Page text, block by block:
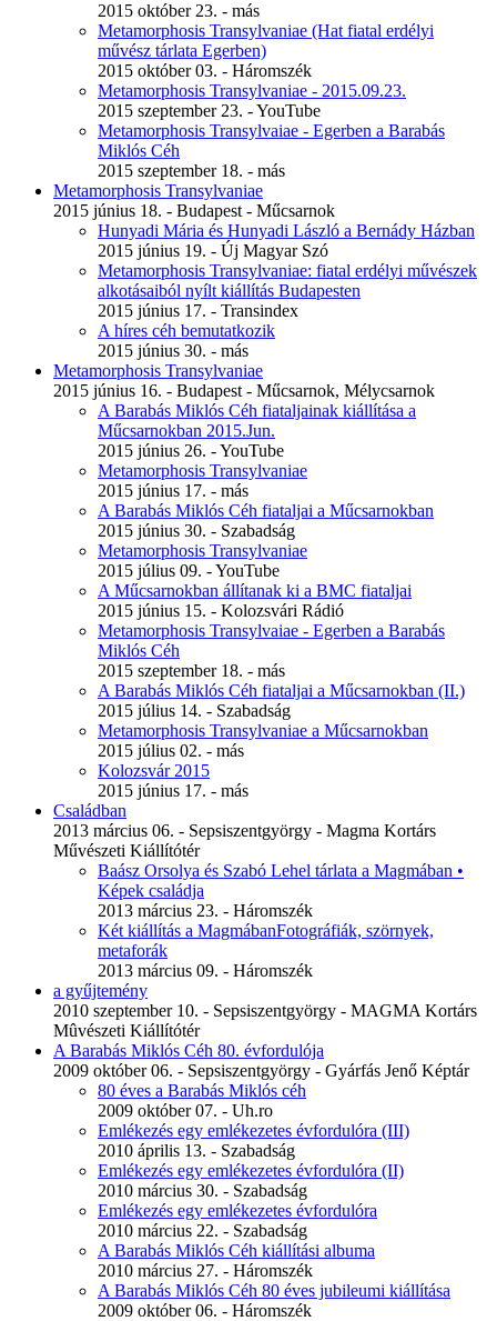
2015 október 23. - más
Metamorphosis Transylvaniae (Hat fiatal erdélyi
művész tárlata Egerben)
2015 október 03. - Háromszék
Metamorphosis Transylvaniae - 2015.09.23.
2015 szeptember 23. - YouTube
Metamorphosis Transylvaiae - Egerben a Barabás
Miklós Céh
2015 szeptember 18. - más
Metamorphosis Transylvaniae
2015 június 18. - Budapest - Műcsarnok
Hunyadi Mária és Hunyadi László a Bernády Házban
2015 június 19. - Új Magyar Szó
Metamorphosis Transylvaniae: fiatal erdélyi művészek
alkotásaiból nyílt kiállítás Budapesten
2015 június 17. - Transindex
A híres céh bemutatkozik
2015 június 30. - más
Metamorphosis Transylvaniae
2015 június 16. - Budapest - Műcsarnok, Mélycsarnok
A Barabás Miklós Céh fiataljainak kiállítása a
Műcsarnokban 2015.Jun.
2015 június 26. - YouTube
Metamorphosis Transylvaniae
2015 június 17. - más
A Barabás Miklós Céh fiataljai a Műcsarnokban
2015 június 30. - Szabadság
Metamorphosis Transylvaniae
2015 július 09. - YouTube
A Műcsarnokban állítanak ki a BMC fiataljai
2015 június 15. - Kolozsvári Rádió
Metamorphosis Transylvaiae - Egerben a Barabás
Miklós Céh
2015 szeptember 18. - más
A Barabás Miklós Céh fiataljai a Műcsarnokban (II.)
2015 július 14. - Szabadság
Metamorphosis Transylvaniae a Műcsarnokban
2015 július 02. - más
Kolozsvár 2015
2015 június 17. - más
Családban
2013 március 06. - Sepsiszentgyörgy - Magma Kortárs
Művészeti Kiállítótér
Baász Orsolya és Szabó Lehel tárlata a Magmában •
Képek családja
2013 március 23. - Háromszék
Két kiállítás a MagmábanFotográfiák, szörnyek,
metaforák
2013 március 09. - Háromszék
a gyűjtemény
2010 szeptember 10. - Sepsiszentgyörgy - MAGMA Kortárs
Mûvészeti Kiállítótér
A Barabás Miklós Céh 80. évfordulója
2009 október 06. - Sepsiszentgyörgy - Gyárfás Jenő Képtár
80 éves a Barabás Miklós céh
2009 október 07. - Uh.ro
Emlékezés egy emlékezetes évfordulóra (III)
2010 április 13. - Szabadság
Emlékezés egy emlékezetes évfordulóra (II)
2010 március 30. - Szabadság
Emlékezés egy emlékezetes évfordulóra
2010 március 22. - Szabadság
A Barabás Miklós Céh kiállítási albuma
2010 március 27. - Háromszék
A Barabás Miklós Céh 80 éves jubileumi kiállítása
2009 október 06. - Háromszék